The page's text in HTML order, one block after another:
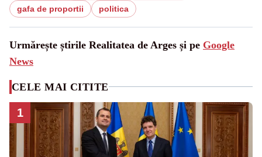
gafa de proportii
politica
Urmărește știrile Realitatea de Arges și pe Google
News
CELE MAI CITITE
1